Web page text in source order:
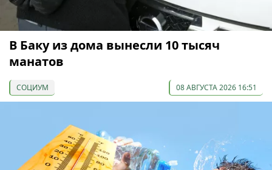
В Баку из дома вынесли 10 тысяч
манатов
СОЦИУМ 08 АВГУСТА 2026 16:51